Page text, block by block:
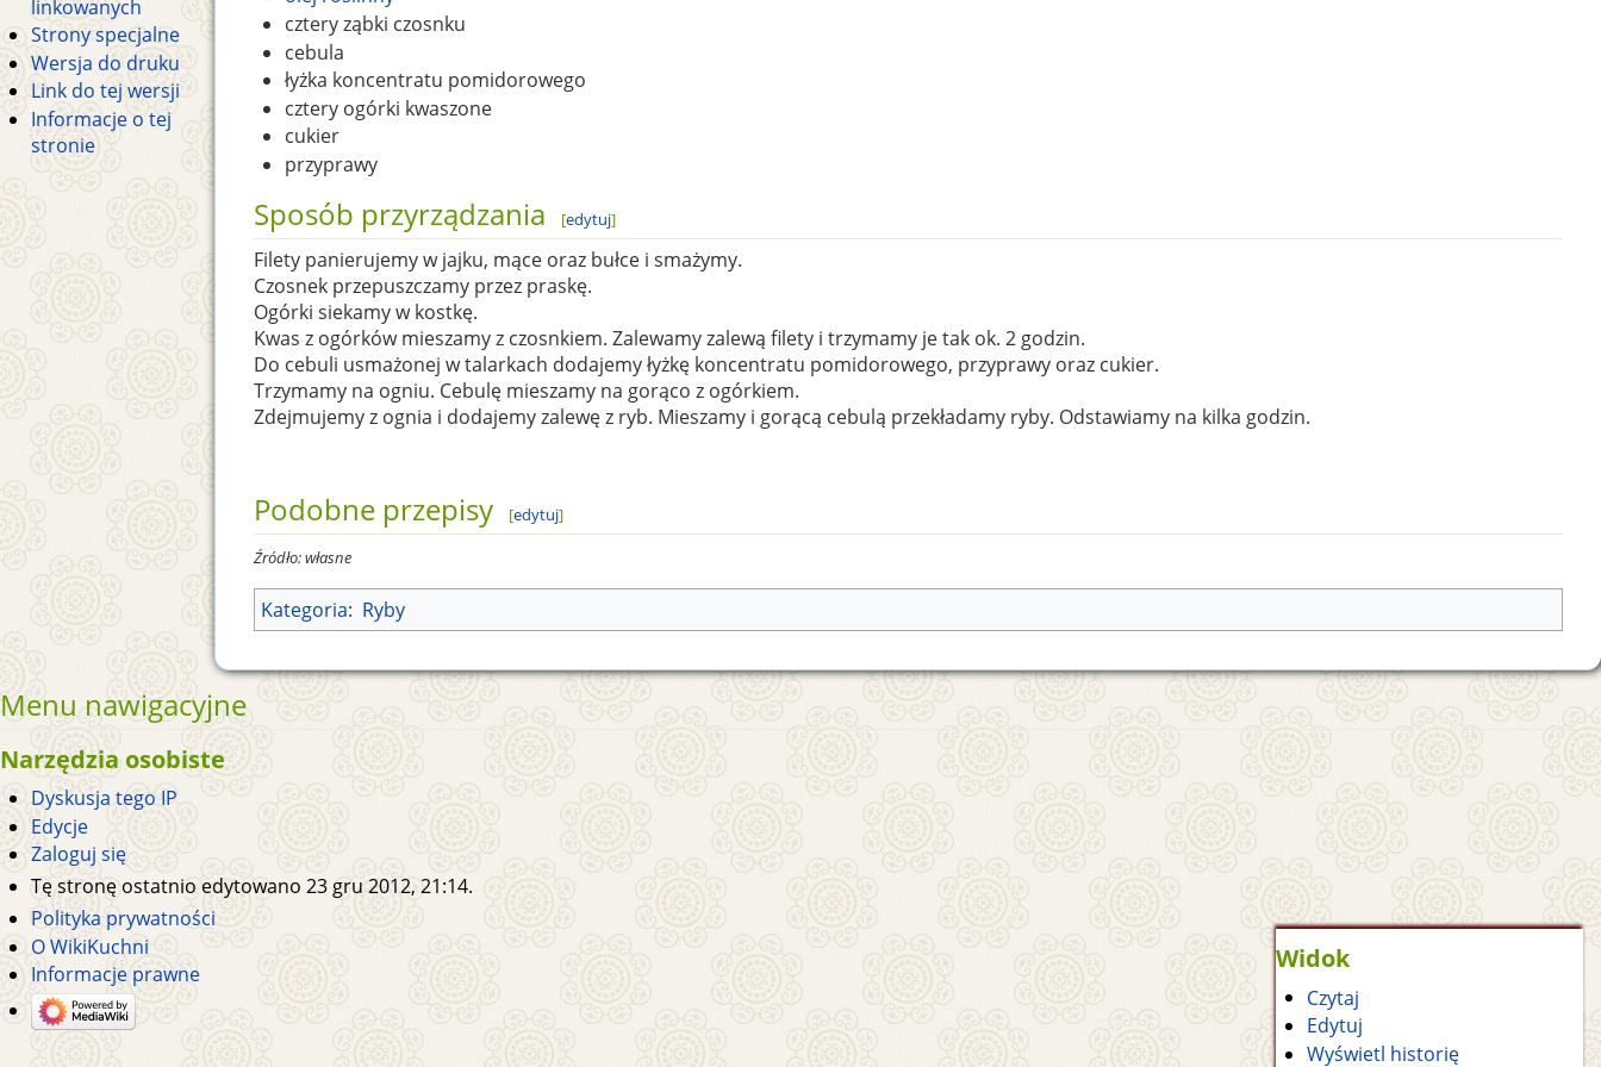
cztery ząbki czosnku
cebula
łyżka koncentratu pomidorowego
cztery ogórki kwaszone
cukier
przyprawy
Sposób przyrządzania [edytuj]
Filety panierujemy w jajku, mące oraz bułce i smażymy.
Czosnek przepuszczamy przez praskę.
Ogórki siekamy w kostkę.
Kwas z ogórków mieszamy z czosnkiem. Zalewamy zalewą filety i trzymamy je tak ok. 2 godzin.
Do cebuli usmażonej w talarkach dodajemy łyżkę koncentratu pomidorowego, przyprawy oraz cukier.
Trzymamy na ogniu. Cebulę mieszamy na gorąco z ogórkiem.
Zdejmujemy z ognia i dodajemy zalewę z ryb. Mieszamy i gorącą cebulą przekładamy ryby. Odstawiamy na kilka godzin.
Podobne przepisy [edytuj]
Źródło: własne
Kategoria: Ryby
Menu nawigacyjne
Narzędzia osobiste
Dyskusja tego IP
Edycje
Zaloguj się
Widok
Czytaj
Edytuj
Wyświetl historię
linkowanych
Strony specjalne
Wersja do druku
Link do tej wersji
Informacje o tej
stronie
Tę stronę ostatnio edytowano 23 gru 2012, 21:14.
Polityka prywatności
O WikiKuchni
Informacje prawne